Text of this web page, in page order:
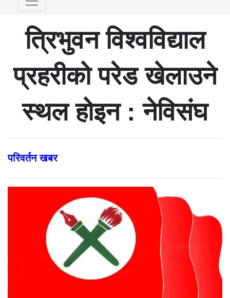
त्रिभुवन विश्वविद्याल
प्रहरीको परेड खेलाउने
स्थल होइन : नेविसंघ
परिवर्तन खबर